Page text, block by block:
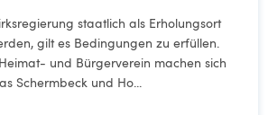
staatlich als Erholungsort
gilt es Bedingungen zu erfüllen.
und Bürgerverein machen sich
Schermbeck und Ho...